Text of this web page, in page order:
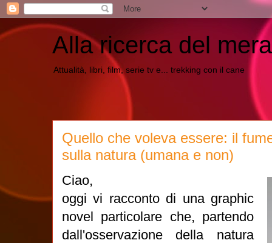
Alla ricerca del
Attualità, libri, film, serie tv e... trekking con il cane
Quello che voleva essere: il
sulla natura (umana e non)
Ciao,
oggi vi racconto di una graphic
novel particolare che, partendo
dall'osservazione della natura